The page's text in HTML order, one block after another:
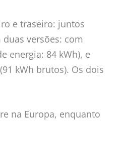
e traseiro: juntos
versões: com
energia: 84 kWh), e
kWh brutos). Os dois
na Europa, enquanto